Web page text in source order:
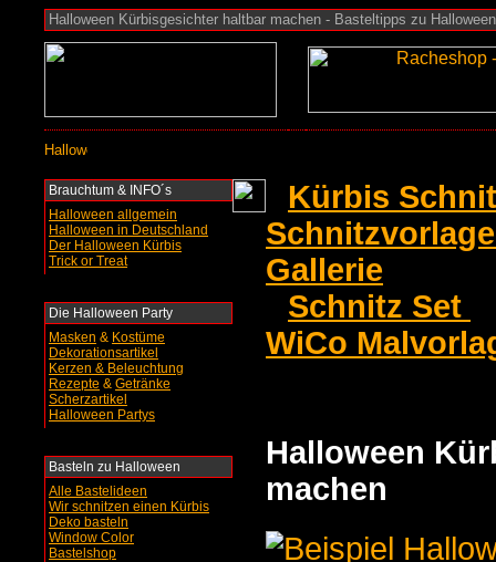
Halloween Kürbisgesichter haltbar machen - Basteltipps zu
Brauchtum & INFO´s
Halloween allgemein
Halloween in Deutschland
Der Halloween Kürbis
Trick or Treat
Die Halloween Party
Masken & Kostüme
Dekorationsartikel
Kerzen & Beleuchtung
Rezepte & Getränke
Scherzartikel
Halloween Partys
Basteln zu Halloween
Alle Bastelideen
Wir schnitzen einen Kürbis
Deko basteln
Window Color
Bastelshop
Kürbis
Gallerie
Schnitz Set
WiCo
Halloween
machen